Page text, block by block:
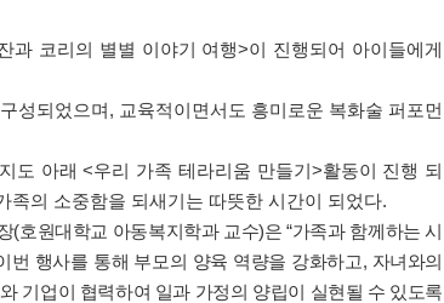
과 코리의 별별 이야기 여행>이 진행되어 아이들에게
성되었으며 , 교육적이면서도 흥미로운 복화술 퍼포먼
도 아래<우리 가족 테라리움 만들기 >활동이 진행 되
족의 소중함을 되새기는 따뜻한 시간이 되었다.
(호원대학교 아동복지학과 교수)은“가족과 함께하는 시
번 행사를 통해 부모의 양육 역량을 강화하고, 자녀와의
기업이 협력하여 일과 가정의 양립이 실현될 수 있도록